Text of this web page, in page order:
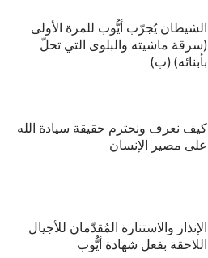
الشيطان يُجرّب أيُّوب للمرة الأولى
(سرقة ماشيته والبلوى التي تحلّ
بأبنائه) (ب)
كيف نعرف ونحترم حقيقة سيادة الله
على مصير الإنسان
الإنذار والاستنارة المُقدّمان للأجيال
اللاحقة بفعل شهادة أيُّوب